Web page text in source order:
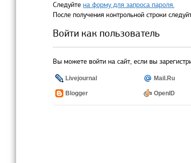
Следуйте на форму для запроса пароля.
После получения контрольной строки
Войти как пользователь
Вы можете войти на сайт, если вы
Livejournal Mail.Ru
Blogger OpenID